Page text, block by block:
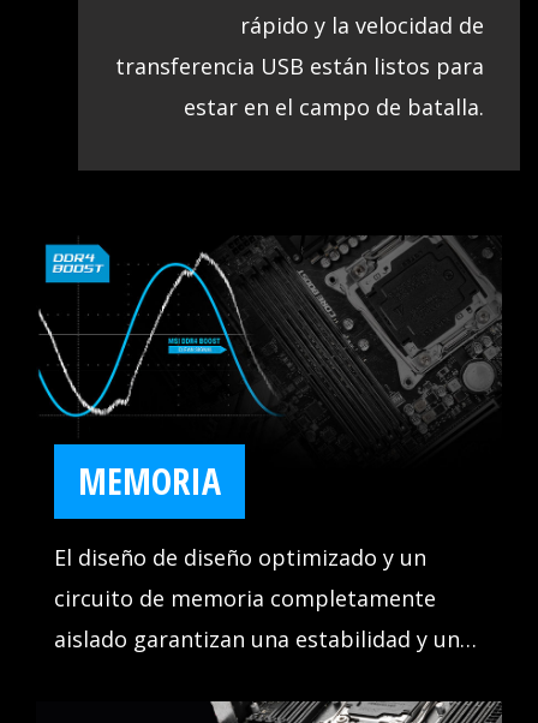
rápido y la velocidad de
transferencia USB están listos para
estar en el campo de batalla.
MEMORIA
El diseño de diseño optimizado y un
circuito de memoria completamente
aislado garantizan una estabilidad y un